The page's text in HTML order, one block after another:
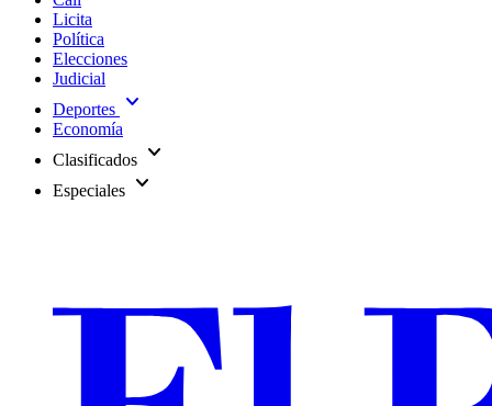
Licita
Política
Elecciones
Judicial
Deportes expand_more
Economía
Clasificados expand_more
Especiales expand_more